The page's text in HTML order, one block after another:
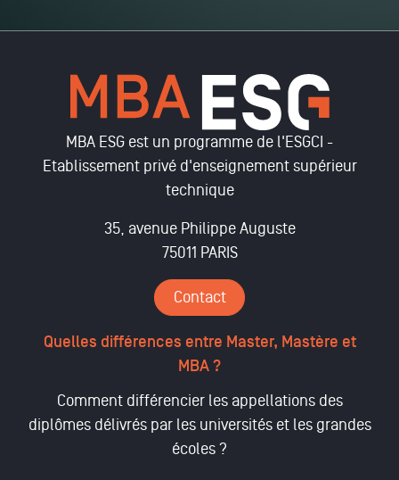
MBA ESG est un programme de l'ESGCI -
Etablissement privé d'enseignement supérieur
technique
35, avenue Philippe Auguste
75011 PARIS
Contact
Quelles différences entre Master, Mastère et
MBA ?
Comment différencier les appellations des
diplômes délivrés par les universités et les grandes
écoles ?